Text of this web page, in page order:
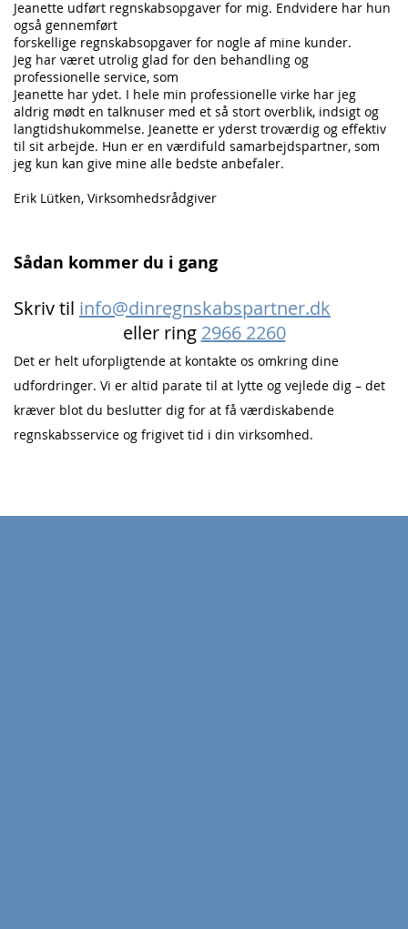
Jeanette udført regnskabsopgaver for mig. Endvidere har hun
også gennemført
forskellige regnskabsopgaver for nogle af mine kunder.
Jeg har været utrolig glad for den behandling og
professionelle service, som
Jeanette har ydet. I hele min professionelle virke har jeg
aldrig mødt en talknuser med et så stort overblik, indsigt og
langtidshukommelse. Jeanette er yderst troværdig og effektiv
til sit arbejde. Hun er en værdifuld samarbejdspartner, som
jeg kun kan give mine alle bedste anbefaler.
Erik Lütken, Virksomhedsrådgiver
Sådan kommer du i gang
Skriv til info@dinregnskabspartner.dk
eller ring 2966 2260
Det er helt uforpligtende at kontakte os omkring dine
udfordringer. Vi er altid parate til at lytte og vejlede dig – det
kræver blot du beslutter dig for at få værdiskabende
regnskabsservice og frigivet tid i din virksomhed.